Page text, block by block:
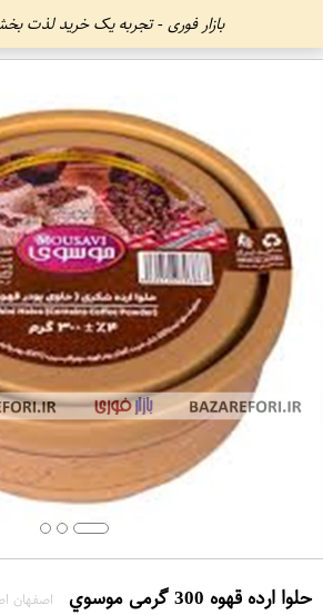
بازار فوری - تجربه یک خرید لذت
حلوا ارده قهوه 300 گرمی موسوي اصفهان